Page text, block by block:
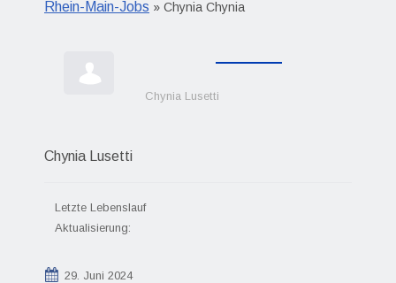
Rhein-Main-Jobs » Chynia Chynia
Chynia Lusetti
Chynia Lusetti
Letzte Lebenslauf
Aktualisierung:
29. Juni 2024